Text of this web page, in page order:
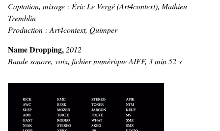
Captation, mixage : Éric Le Vergé (Art4context), Mathieu
Tremblin
Production : Art4context, Quimper
Name Dropping, 2012
Bande sonore, voix, fichier numérique AIFF, 3 min 52 s